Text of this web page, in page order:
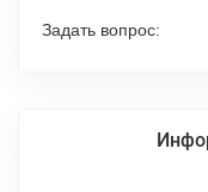
Задать вопрос: